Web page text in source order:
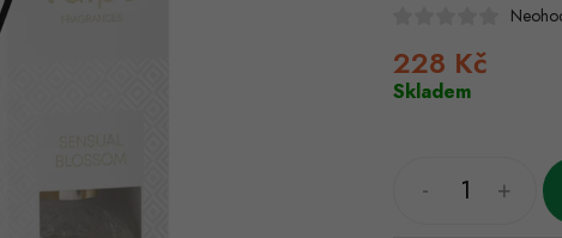
228 Kč
Skladem